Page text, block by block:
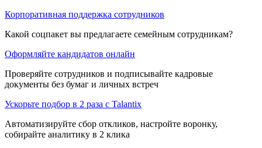
Корпоративная поддержка сотрудников
Какой соцпакет вы предлагаете семейным сотрудникам?
Оформляйте кандидатов онлайн
Проверяйте сотрудников и подписывайте кадровые
документы без бумаг и личных встреч
Ускорьте подбор в 2 раза с Talantix
Автоматизируйте сбор откликов, настройте воронку,
собирайте аналитику в 2 клика